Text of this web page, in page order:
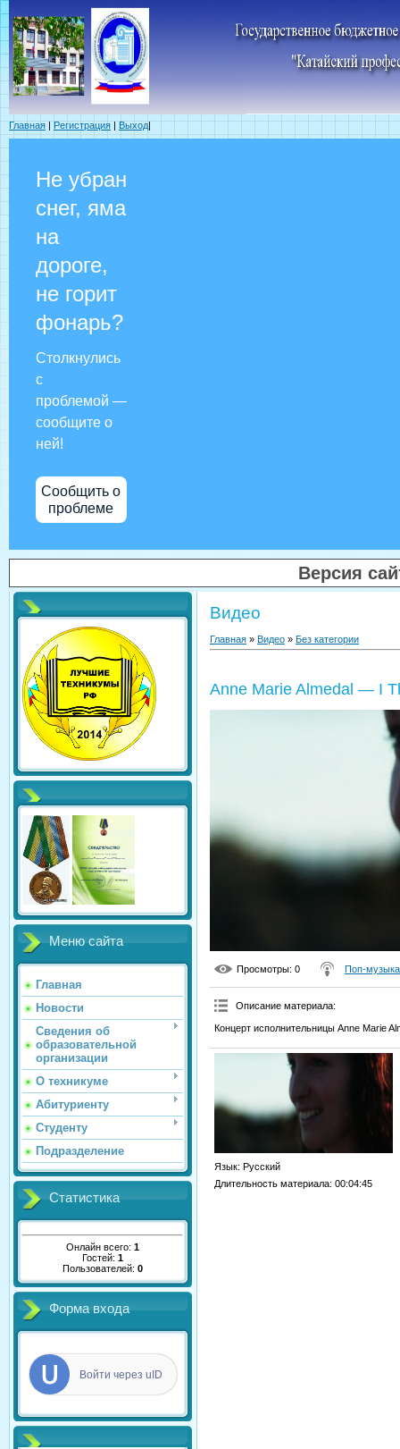
Главная | Регистрация | Выход|
Не убран
снег, яма
на
дороге,
не горит
фонарь?
Столкнулись
с
проблемой —
сообщите о
ней!
Сообщить о
проблеме
Версия
Меню сайта
Главная
Новости
Сведения об
образовательной
организации
О техникуме
Абитуриенту
Студенту
Подразделение
Статистика
Онлайн всего: 1
Гостей: 1
Пользователей: 0
Форма входа
Войти через uID
Видео
Главная » Видео » Без категории
Anne Marie Almedal — I
Просмотры: 0 Поп-музыка
Описание материала:
Концерт исполнительницы Anne Marie
Язык: Русский
Длительность материала: 00:04:45